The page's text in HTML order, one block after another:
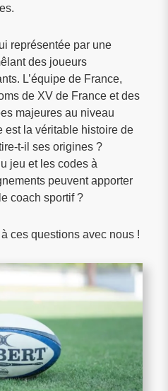
représentée par une
des joueurs
L’équipe de France,
de XV de France et des
majeures au niveau
est la véritable histoire de
t-il ses origines ?
jeu et les codes à
peuvent apporter
coach sportif ?
ces questions avec nous !